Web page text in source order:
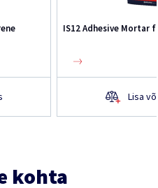
IS12 Adhesive Mortar
Lisa
kohta